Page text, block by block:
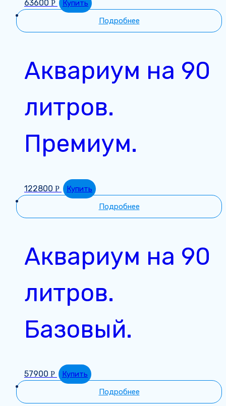
63600 Р
Купить
Подробнее
Аквариум на 90
литров.
Премиум.
122800 Р
Купить
Подробнее
Аквариум на 90
литров.
Базовый.
57900 Р
Купить
Подробнее